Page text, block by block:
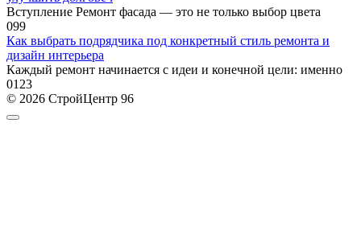
Вступление Ремонт фасада — это не только выбор цвета
099
Как выбрать подрядчика под конкретный стиль ремонта и
дизайн интерьера
Каждый ремонт начинается с идеи и конечной цели: именно
0123
© 2026 СтройЦентр 96